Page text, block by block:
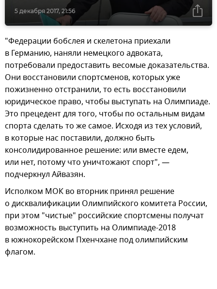
5 декабря 2017, 21:56
"Федерации бобслея и скелетона приехали
в Германию, наняли немецкого адвоката,
потребовали предоставить весомые доказательства.
Они восстановили спортсменов, которых уже
пожизненно отстранили, то есть восстановили
юридическое право, чтобы выступать на Олимпиаде.
Это прецедент для того, чтобы по остальным видам
спорта сделать то же самое. Исходя из тех условий,
в которые нас поставили, должно быть
консолидированное решение: или вместе едем,
или нет, потому что уничтожают спорт", —
подчеркнул Айвазян.
Исполком МОК во вторник принял решение
о дисквалификации Олимпийского комитета России,
при этом "чистые" российские спортсмены получат
возможность выступить на Олимпиаде-2018
в южнокорейском Пхенчхане под олимпийским
флагом.